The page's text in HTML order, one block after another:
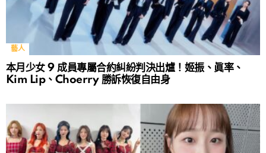
藝人
本月少女 9 成員專屬合約糾紛判決出爐！姬振、眞率、
Kim Lip、Choerry 勝訴恢復自由身